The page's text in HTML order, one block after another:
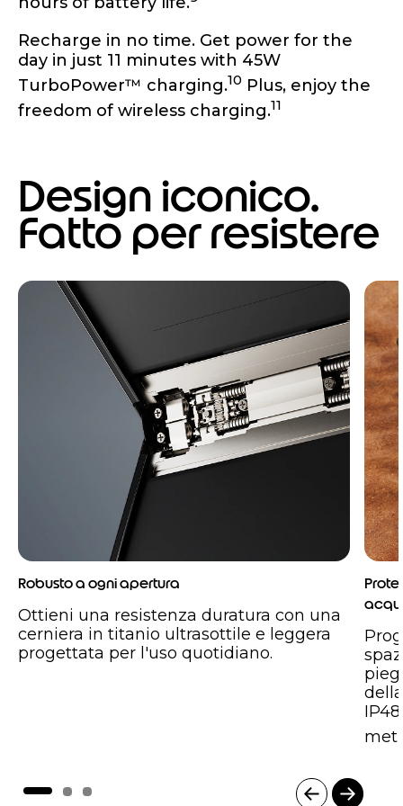
Recharge in no time. Get power for the
day in just 11 minutes with 45W
TurboPower™ charging.10 Plus, enjoy the
freedom of wireless charging.11
Design iconico.
Fatto per resistere
Robusto a ogni apertura
Ottieni una resistenza duratura con una
cerniera in titanio ultrasottile e leggera
progettata per l'uso quotidiano.